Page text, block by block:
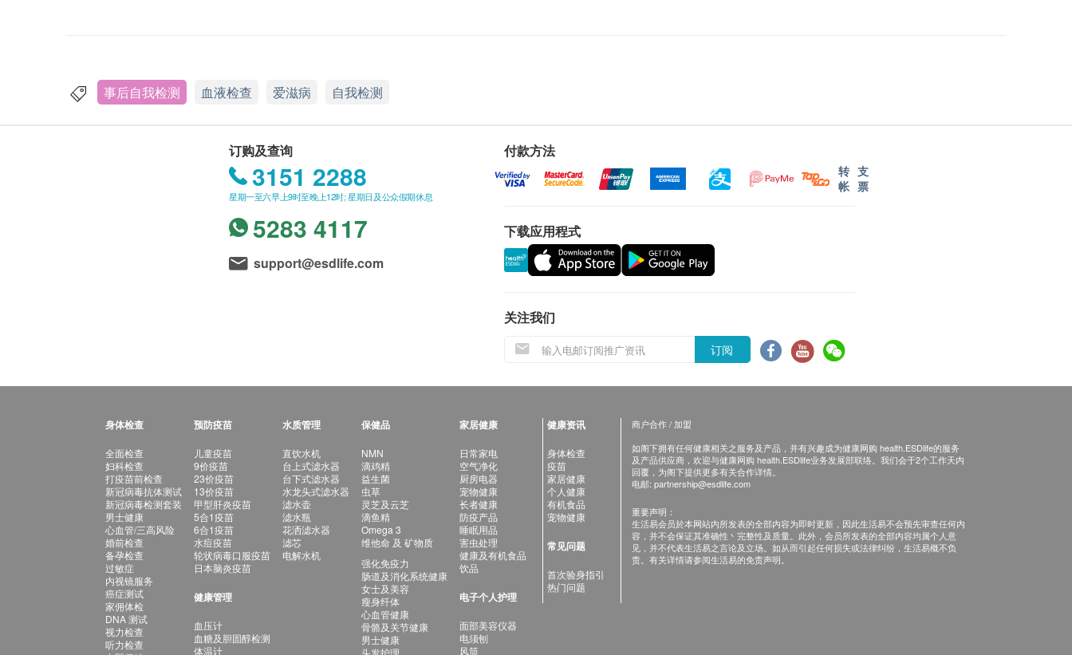
事后自我检测 血液检查 爱滋病 自我检测
订购及查询
3151 2288
星期一至六早上9时至晚上12时; 星期日及公众假期休息
5283 4117
support@esdlife.com
付款方法
转
帐
支
票
下载应用程式
关注我们
订阅
身体检查
全面检查
妇科检查
打疫苗前检查
新冠病毒抗体测试
新冠病毒检测套装
男士健康
心血管/三高风险
婚前检查
备孕检查
过敏症
内视镜服务
癌症测试
家佣体检
DNA 测试
视力检查
听力检查
预防疫苗
儿童疫苗
9价疫苗
23价疫苗
13价疫苗
甲型肝炎疫苗
5合1疫苗
6合1疫苗
水痘疫苗
轮状病毒口服疫苗
日本脑炎疫苗
健康管理
血压计
血糖及胆固醇检测
体温计
水质管理
直饮水机
台上式滤水器
台下式滤水器
水龙头式滤水器
滤水壶
滤水瓶
花洒滤水器
滤芯
电解水机
保健品
NMN
滴鸡精
益生菌
虫草
灵芝及云芝
滴鱼精
Omega 3
维他命 及 矿物质
强化免疫力
肠道及消化系统健康
女士及美容
瘦身纤体
心血管健康
骨骼及关节健康
男士健康
头发护理
家居健康
日常家电
空气净化
厨房电器
宠物健康
长者健康
防疫产品
睡眠用品
害虫处理
健康及有机食品
饮品
电子个人护理
面部美容仪器
电须刨
风筒
健康资讯
身体检查
疫苗
家居健康
个人健康
有机食品
宠物健康
常见问题
首次验身指引
热门问题
商户合作 / 加盟
如阁下拥有任何健康相关之服务及产品，并有兴趣成为健康网购 health.ESDlife的服务
及产品供应商，欢迎与健康网购 health.ESDlife业务发展部联络。我们会于2个工作天内
回覆，为阁下提供更多有关合作详情。
电邮: partnership@esdlife.com
重要声明：
生活易会员於本网站内所发表的全部内容为即时更新，因此生活易不会预先审查任何内
容，并不会保证其准确性丶完整性及质量。此外，会员所发表的全部内容均属个人意
见，并不代表生活易之言论及立场。如从而引起任何损失或法律纠纷，生活易概不负
责。有关详情请参阅生活易的免责声明。